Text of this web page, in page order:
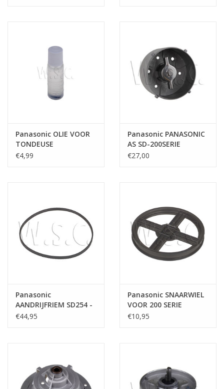
Panasonic OLIE VOOR
TONDEUSE
€4,99
Panasonic PANASONIC
AS SD-200SERIE
COMPLEET
€27,00
Panasonic
AANDRIJFRIEM SD254 -
SD255
€44,95
Panasonic SNAARWIEL
VOOR 200 SERIE
€10,95